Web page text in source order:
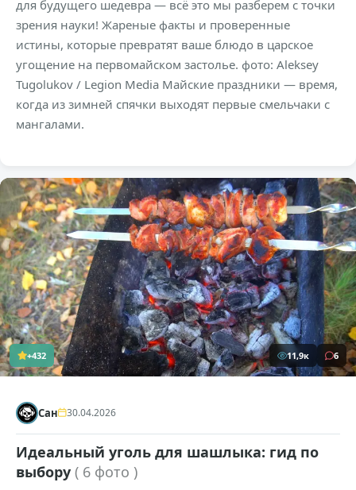
для будущего шедевра — всё это мы разберем с точки
зрения науки! Жареные факты и проверенные
истины, которые превратят ваше блюдо в царское
угощение на первомайском застолье. фото: Aleksey
Tugolukov / Legion Media Майские праздники — время,
когда из зимней спячки выходят первые смельчаки с
мангалами.
+432 11,9к 6
Сан 30.04.2026
Идеальный уголь для шашлыка: гид по
выбору ( 6 фото )